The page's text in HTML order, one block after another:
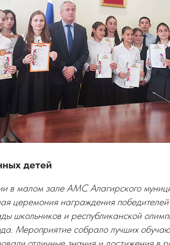
детей
в малом зале АМС Алагирского
церемония награждения
школьников и республиканской
Мероприятие собрало лучших